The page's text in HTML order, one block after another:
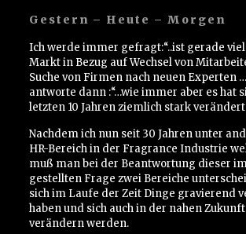
Gestern – Heute – Morgen
Ich werde immer gefragt:“..ist gerade
Markt in Bezug auf Wechsel von
Suche von Firmen nach neuen Experten
antworte dann :“…wie immer aber es hat
letzten 10 Jahren ziemlich stark
Nachdem ich nun seit 30 Jahren unter
HR-Bereich in der Fragrance Industrie
muß man bei der Beantwortung dieser
gestellten Frage zwei Bereiche
sich im Laufe der Zeit Dinge gravierend
haben und sich auch in der nahen
verändern werden.